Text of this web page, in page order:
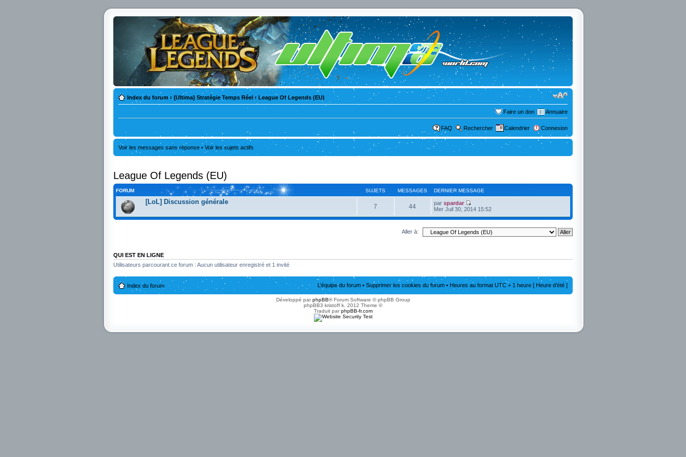
Index du forum ‹ {Ultima} Stratégie Temps Réel ‹ League Of Legends (EU)
Faire un don Annuaire
FAQ Rechercher Calendrier Connexion
Voir les messages sans réponse • Voir les sujets actifs
League Of Legends (EU)
FORUM SUJETS MESSAGES DERNIER MESSAGE
[LoL] Discussion générale
7 44 par spardar
Mer Juil 30, 2014 15:52
Aller à:
QUI EST EN LIGNE
Utilisateurs parcourant ce forum : Aucun utilisateur enregistré et 1 invité
Index du forum L’équipe du forum • Supprimer les cookies du forum • Heures au format UTC + 1 heure [ Heure d’été ]
Développé parphpBB® Forum Software © phpBB Group
phpBB3 kristoff k. 2012 Theme ©
Traduit parphpBB-fr.com